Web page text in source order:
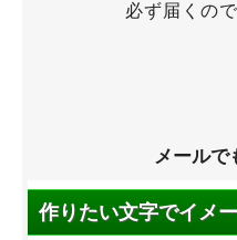
必ず届くの
メールで